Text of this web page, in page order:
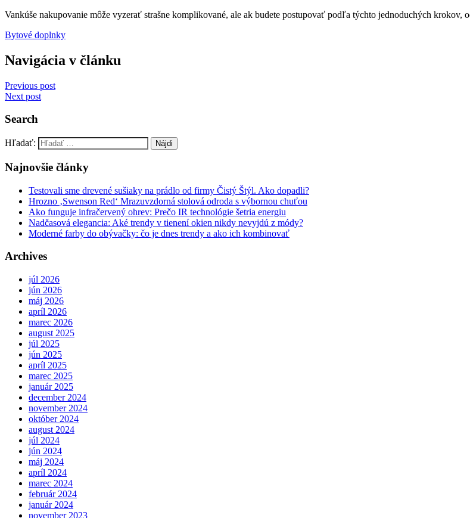
Vankúše nakupovanie môže vyzerať strašne komplikované, ale ak budete postupovať podľa týchto jednoduchých krokov,
Bytové doplnky
Navigácia v článku
Previous post
Next post
Search
Hľadať:
Najnovšie články
Testovali sme drevené sušiaky na prádlo od firmy Čistý Štýl. Ako dopadli?
Hrozno ‚Swenson Red‘ Mrazuvzdorná stolová odroda s výbornou chuťou
Ako funguje infračervený ohrev: Prečo IR technológie šetria energiu
Nadčasová elegancia: Aké trendy v tienení okien nikdy nevyjdú z módy?
Moderné farby do obývačky: čo je dnes trendy a ako ich kombinovať
Archives
júl 2026
jún 2026
máj 2026
apríl 2026
marec 2026
august 2025
júl 2025
jún 2025
apríl 2025
marec 2025
január 2025
december 2024
november 2024
október 2024
august 2024
júl 2024
jún 2024
máj 2024
apríl 2024
marec 2024
február 2024
január 2024
november 2023